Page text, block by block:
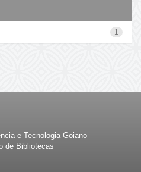
1
e Tecnologia Goiano
de Bibliotecas